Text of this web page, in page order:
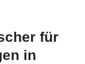
für
in